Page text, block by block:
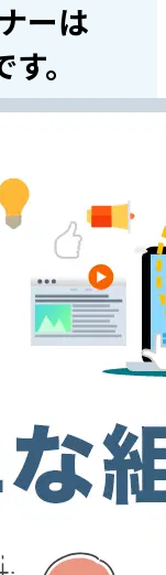
ーは
。